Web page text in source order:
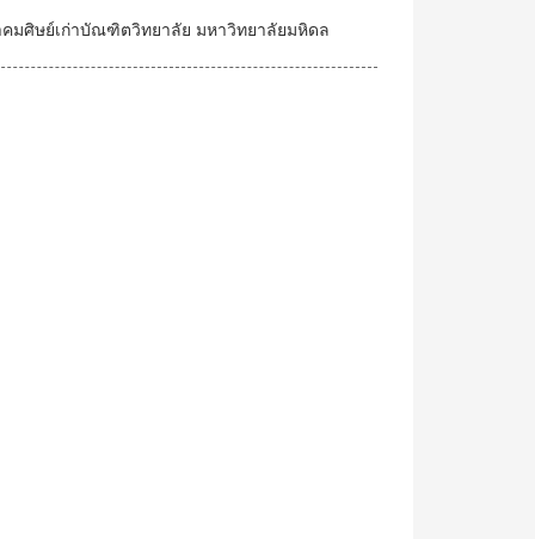
มศิษย์เก่าบัณฑิตวิทยาลัย มหาวิทยาลัยมหิดล